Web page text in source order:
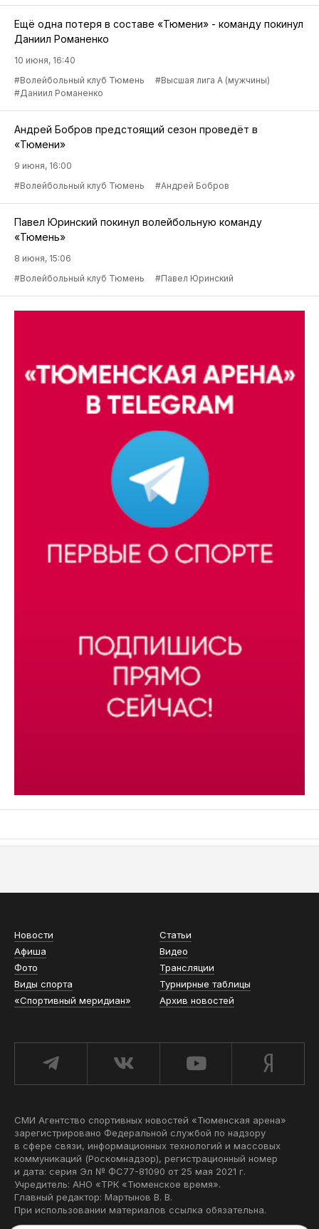
Ещё одна потеря в составе «Тюмени» - команду покинул
Даниил Романенко
10 июня, 16:40
#Волейбольный клуб Тюмень
#Высшая лига А (мужчины)
#Даниил Романенко
Андрей Бобров предстоящий сезон проведёт в
«Тюмени»
9 июня, 16:00
#Волейбольный клуб Тюмень
#Андрей Бобров
Павел Юринский покинул волейбольную команду
«Тюмень»
8 июня, 15:06
#Волейбольный клуб Тюмень
#Павел Юринский
Новости
Статьи
Афиша
Видео
Фото
Трансляции
Виды спорта
Турнирные таблицы
«Спортивный меридиан»
Архив новостей
СМИ Агентство спортивных новостей «Тюменская арена»
зарегистрировано Федеральной службой по надзору
в сфере связи, информационных технологий и массовых
коммуникаций (Роскомнадзор), регистрационный номер
и дата: серия Эл № ФС77-81090 от 25 мая 2021 г.
Учредитель: АНО «ТРК «Тюменское время».
Главный редактор: Мартынов В. В.
При использовании материалов ссылка обязательна.